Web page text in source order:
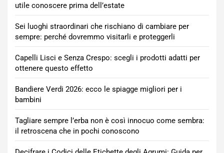
utile conoscere prima dell’estate
Sei luoghi straordinari che rischiano di cambiare per
sempre: perché dovremmo visitarli e proteggerli
Capelli Lisci e Senza Crespo: scegli i prodotti adatti per
ottenere questo effetto
Bandiere Verdi 2026: ecco le spiagge migliori per i
bambini
Tagliare sempre l’erba non è così innocuo come sembra:
il retroscena che in pochi conoscono